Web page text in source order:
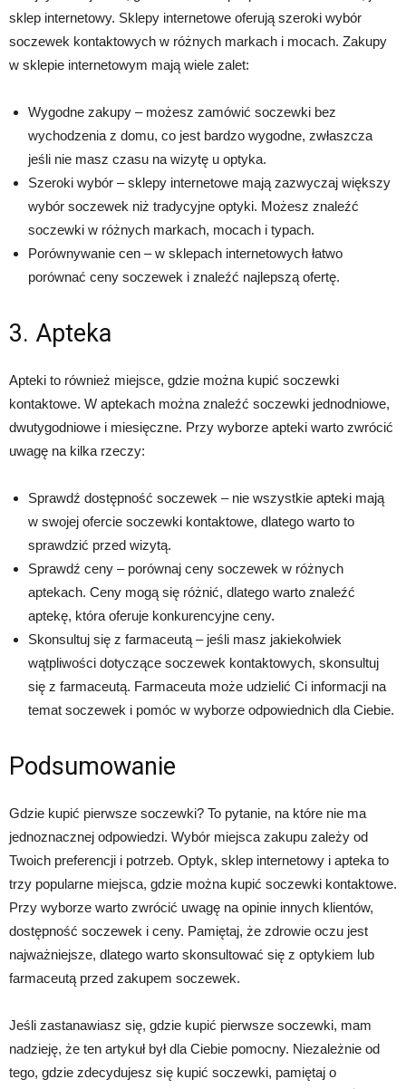
sklep internetowy. Sklepy internetowe oferują szeroki wybór
soczewek kontaktowych w różnych markach i mocach. Zakupy
w sklepie internetowym mają wiele zalet:
Wygodne zakupy – możesz zamówić soczewki bez
wychodzenia z domu, co jest bardzo wygodne, zwłaszcza
jeśli nie masz czasu na wizytę u optyka.
Szeroki wybór – sklepy internetowe mają zazwyczaj większy
wybór soczewek niż tradycyjne optyki. Możesz znaleźć
soczewki w różnych markach, mocach i typach.
Porównywanie cen – w sklepach internetowych łatwo
porównać ceny soczewek i znaleźć najlepszą ofertę.
3. Apteka
Apteki to również miejsce, gdzie można kupić soczewki
kontaktowe. W aptekach można znaleźć soczewki jednodniowe,
dwutygodniowe i miesięczne. Przy wyborze apteki warto zwrócić
uwagę na kilka rzeczy:
Sprawdź dostępność soczewek – nie wszystkie apteki mają
w swojej ofercie soczewki kontaktowe, dlatego warto to
sprawdzić przed wizytą.
Sprawdź ceny – porównaj ceny soczewek w różnych
aptekach. Ceny mogą się różnić, dlatego warto znaleźć
aptekę, która oferuje konkurencyjne ceny.
Skonsultuj się z farmaceutą – jeśli masz jakiekolwiek
wątpliwości dotyczące soczewek kontaktowych, skonsultuj
się z farmaceutą. Farmaceuta może udzielić Ci informacji na
temat soczewek i pomóc w wyborze odpowiednich dla Ciebie.
Podsumowanie
Gdzie kupić pierwsze soczewki? To pytanie, na które nie ma
jednoznacznej odpowiedzi. Wybór miejsca zakupu zależy od
Twoich preferencji i potrzeb. Optyk, sklep internetowy i apteka to
trzy popularne miejsca, gdzie można kupić soczewki kontaktowe.
Przy wyborze warto zwrócić uwagę na opinie innych klientów,
dostępność soczewek i ceny. Pamiętaj, że zdrowie oczu jest
najważniejsze, dlatego warto skonsultować się z optykiem lub
farmaceutą przed zakupem soczewek.
Jeśli zastanawiasz się, gdzie kupić pierwsze soczewki, mam
nadzieję, że ten artykuł był dla Ciebie pomocny. Niezależnie od
tego, gdzie zdecydujesz się kupić soczewki, pamiętaj o